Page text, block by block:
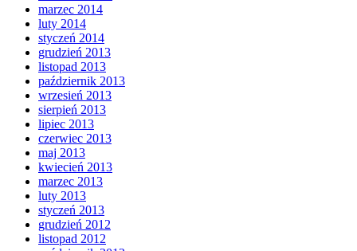
marzec 2014
luty 2014
styczeń 2014
grudzień 2013
listopad 2013
październik 2013
wrzesień 2013
sierpień 2013
lipiec 2013
czerwiec 2013
maj 2013
kwiecień 2013
marzec 2013
luty 2013
styczeń 2013
grudzień 2012
listopad 2012